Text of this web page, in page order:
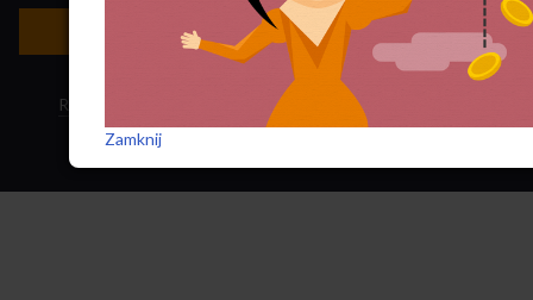
Newsletter »
Regulamin sklepu Polityka ciasteczek
Subskrypcja RSS
Zamknij